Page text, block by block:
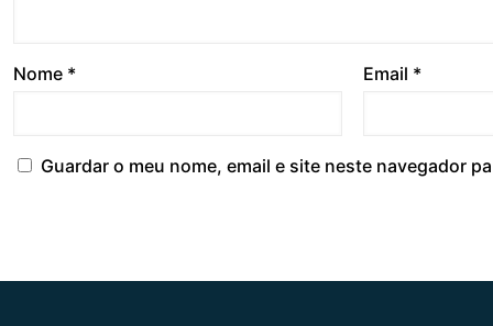
Nome * Email *
Guardar o meu nome, email e site neste navegador